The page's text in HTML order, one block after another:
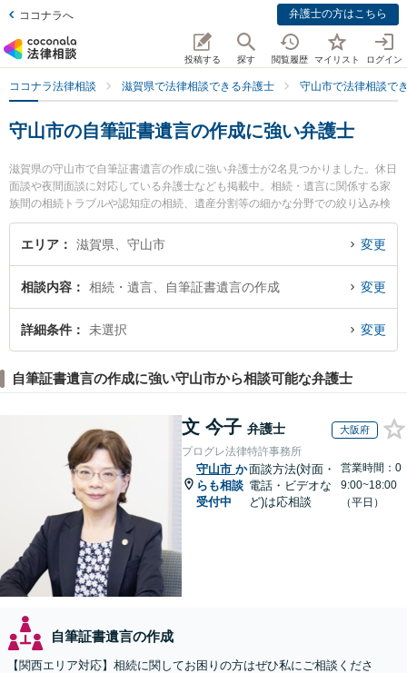
ココナラへ 弁護士の方はこちら
投稿する 探す 閲覧履歴 マイリスト ログイン
ココナラ法律相談 滋賀県で法律相談できる弁護士 守山市で法律相談で
守山市の自筆証書遺言の作成に強い弁護士
滋賀県の守山市で自筆証書遺言の作成に強い弁護士が2名見つかりました。休日
面談や夜間面談に対応している弁護士なども掲載中。相続・遺言に関係する家
族間の相続トラブルや認知症の相続、遺産分割等の細かな分野での絞り込み検
索もでき便利です。特に円城法律事務所の円城 得寿弁護士や守山法律事務所の
酒井 謙介弁護士のプロフィール情報や弁護士費用、強みなどが注目されていま
す。『守山市で土日や夜間に発生した自筆証書遺言の作成のトラブルを今すぐ
くの弁護士を検索したい』『初回相談無料で自筆証書遺言の作成を法律相談で
きる守山市内の弁護士に相談予約したい』などでお困りの相談者さんにおすす
めです。
エリア 滋賀県、守山市 変更
相談内容 相続・遺言、自筆証書遺言の作成 変更
詳細条件 未選択 変更
自筆証書遺言の作成に強い守山市から相談可能な弁護士
文 今子 弁護士 大阪府
プログレ法律特許事務所
守山市 か
らも相談
受付中
面談方法(対面・
電話・ビデオな
ど)は応相談
営業時間：0
9:00~18:00
（平日）
自筆証書遺言の作成
【関西エリア対応】相続に関してお困りの方はぜひ私にご相談くださ